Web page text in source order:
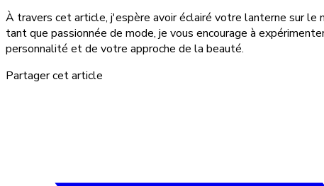
À travers cet article, j'espère avoir éclairé votre lanterne sur
tant que passionnée de mode, je vous encourage à
personnalité et de votre approche de la beauté.
Partager cet article